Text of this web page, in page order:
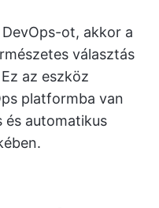
ot, akkor a
választás
az eszköz
platformba van
és automatikus